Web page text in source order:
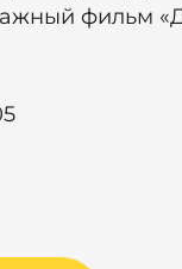
фильм